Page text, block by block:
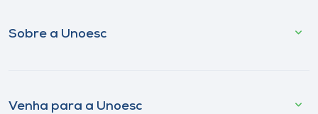
Sobre a Unoesc
Venha para a Unoesc